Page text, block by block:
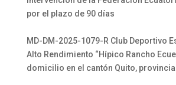
por el plazo de 90 días
MD-DM-2025-1079-R Club Deportivo
Alto Rendimiento “Hípico Rancho
domicilio en el cantón Quito,